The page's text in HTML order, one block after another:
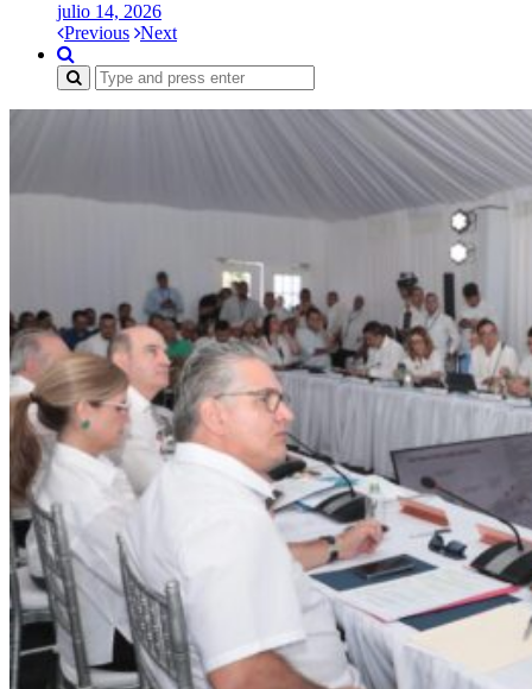
julio 14, 2026
Previous Next
Search
for: